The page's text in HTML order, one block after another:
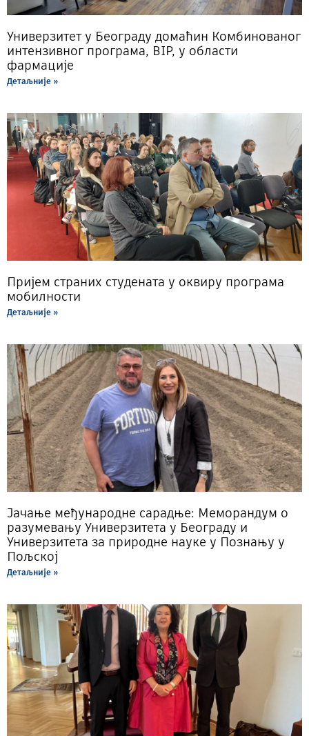
Универзитет у Београду домаћин Комбинованог
интензивног програма, BIP, у области
фармације
Детаљније »
Пријем страних студената у оквиру програма
мобилности
Детаљније »
Јачање међународне сарадње: Меморандум о
разумевању Универзитета у Београду и
Универзитета за природне науке у Познању у
Пољској
Детаљније »